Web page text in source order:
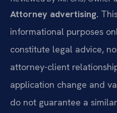
Attorney advertising.
informational purposes
constitute legal advice,
attorney-client
application change and
do not guarantee a